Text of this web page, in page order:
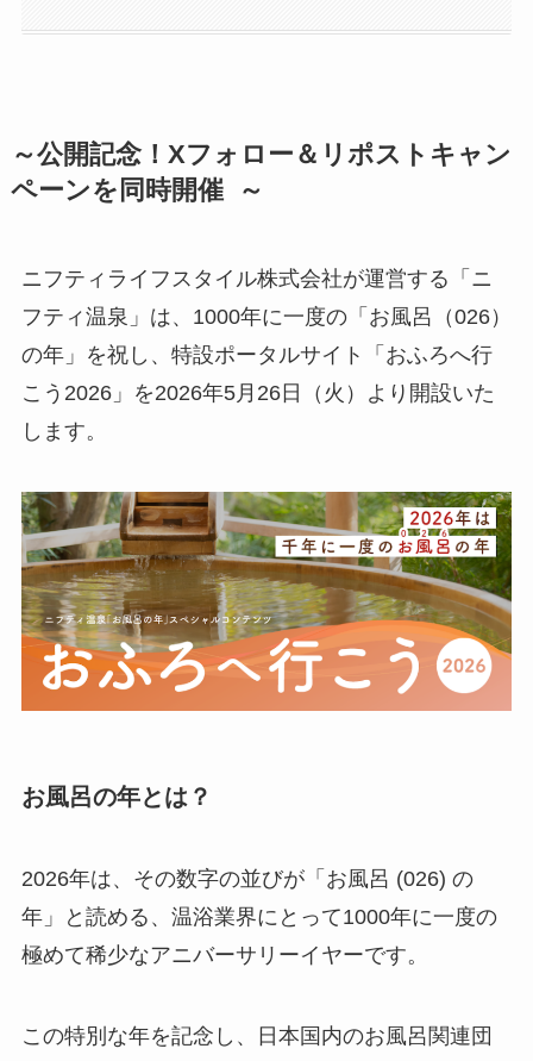
～公開記念！Xフォロー＆リポストキャン
ペーンを同時開催 ～
ニフティライフスタイル株式会社が運営する「ニ
フティ温泉」は、1000年に一度の「お風呂（026）
の年」を祝し、特設ポータルサイト「おふろへ行
こう2026」を2026年5月26日（火）より開設いた
します。
お風呂の年とは？
2026年は、その数字の並びが「お風呂 (026) の
年」と読める、温浴業界にとって1000年に一度の
極めて稀少なアニバーサリーイヤーです。
この特別な年を記念し、日本国内のお風呂関連団